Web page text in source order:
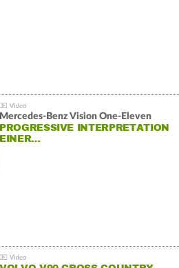
Mercedes-Benz Vision One-Eleven
PROGRESSIVE INTERPRETATION
EINER…